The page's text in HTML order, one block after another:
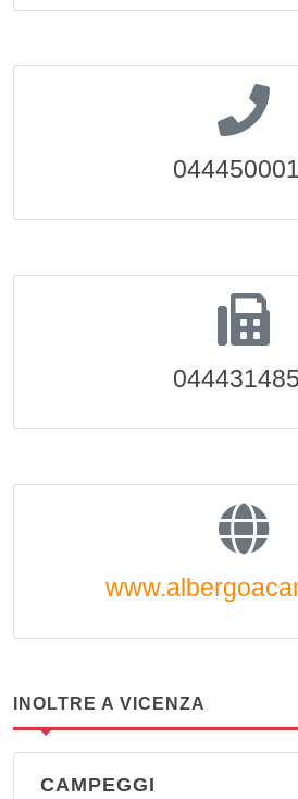
INOLTRE A VICENZA
CAMPEGGI